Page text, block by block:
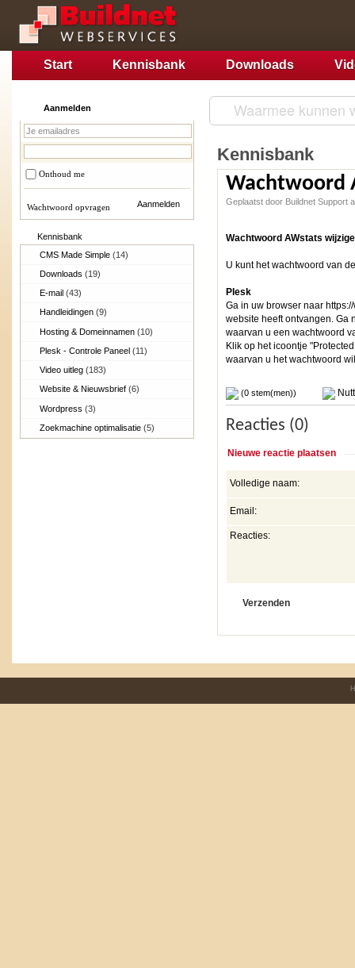
Start Kennisbank Downloads
Aanmelden
Onthoud me
Wachtwoord opvragen
Kennisbank
CMS Made Simple(14)
Downloads(19)
E-mail(43)
Handleidingen(9)
Hosting & Domeinnamen(10)
Plesk - Controle Paneel(11)
Video uitleg(183)
Website & Nieuwsbrief(6)
Wordpress(3)
Zoekmachine optimalisatie(5)
Kennisbank
Wachtwoord
Geplaatst door Buildnet Support
Wachtwoord AWstats
U kunt het wachtwoord van
Plesk
Ga in uw browser naar
website heeft ontvangen. Ga
waarvan u een wachtwoord
Klik op het icoontje
waarvan u het wachtwoord
(0 stem(men))
Reacties (0)
Nieuwe reactie plaatsen
Volledige naam:
Email:
Reacties: